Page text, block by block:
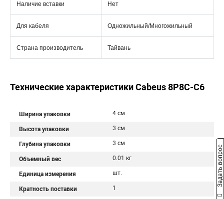
Наличие вставки Нет
Для кабеля Одножильный/Многожильный
Страна производитель Тайвань
Технические характеристики Cabeus 8P8C-C6
Ширина упаковки 4 см
Высота упаковки 3 см
Глубина упаковки 3 см
Объемный вес 0.01 кг
Единица измерения шт.
Кратность поставки 1 Задать вопрос